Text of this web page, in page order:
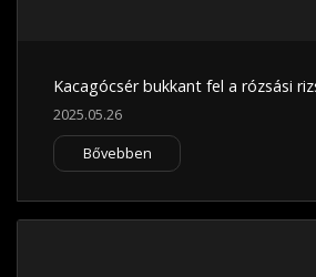
Kacagócsér bukkant fel a rózsási
2025.05.26
Bővebben